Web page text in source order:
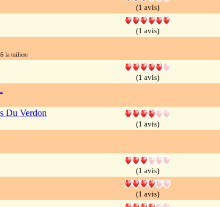
(1 avis)
(1 avis)
la tuiliere
(1 avis)
Du Verdon
(1 avis)
(1 avis)
(1 avis)